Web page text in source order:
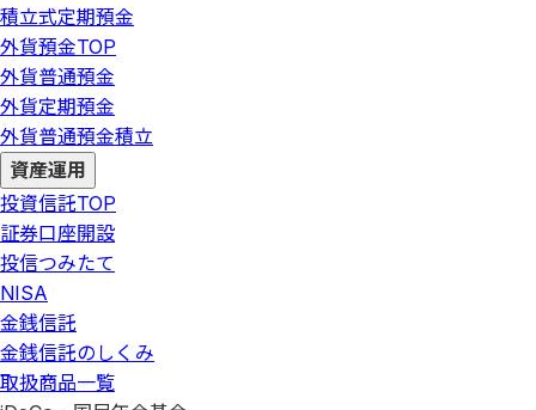
積立式定期預金
外貨預金TOP
外貨普通預金
外貨定期預金
外貨普通預金積立
資産運用
投資信託TOP
証券口座開設
投信つみたて
NISA
金銭信託
金銭信託のしくみ
取扱商品一覧